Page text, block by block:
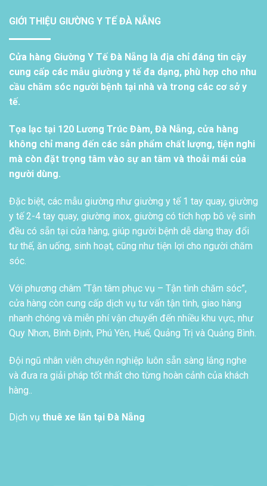
GIỚI THIỆU GIƯỜNG Y TẾ ĐÀ NẴNG
Cửa hàng Giường Y Tế Đà Nẵng là địa chỉ đáng tin cậy
cung cấp các mẫu giường y tế đa dạng, phù hợp cho nhu
cầu chăm sóc người bệnh tại nhà và trong các cơ sở y
tế.
Tọa lạc tại 120 Lương Trúc Đàm, Đà Nẵng, cửa hàng
không chỉ mang đến các sản phẩm chất lượng, tiện nghi
mà còn đặt trọng tâm vào sự an tâm và thoải mái của
người dùng.
Đặc biệt, các mẫu giường như giường y tế 1 tay quay, giường
y tế 2-4 tay quay, giường inox, giường có tích hợp bô vệ sinh
đều có sẵn tại cửa hàng, giúp người bệnh dễ dàng thay đổi
tư thế, ăn uống, sinh hoạt, cũng như tiện lợi cho người chăm
sóc.
Với phương châm “Tận tâm phục vụ – Tận tình chăm sóc”,
cửa hàng còn cung cấp dịch vụ tư vấn tận tình, giao hàng
nhanh chóng và miễn phí vận chuyển đến nhiều khu vực, như
Quy Nhơn, Bình Định, Phú Yên, Huế, Quảng Trị và Quảng Bình.
Đội ngũ nhân viên chuyên nghiệp luôn sẵn sàng lắng nghe
và đưa ra giải pháp tốt nhất cho từng hoàn cảnh của khách
hàng..
Dịch vụ thuê xe lăn tại Đà Nẵng